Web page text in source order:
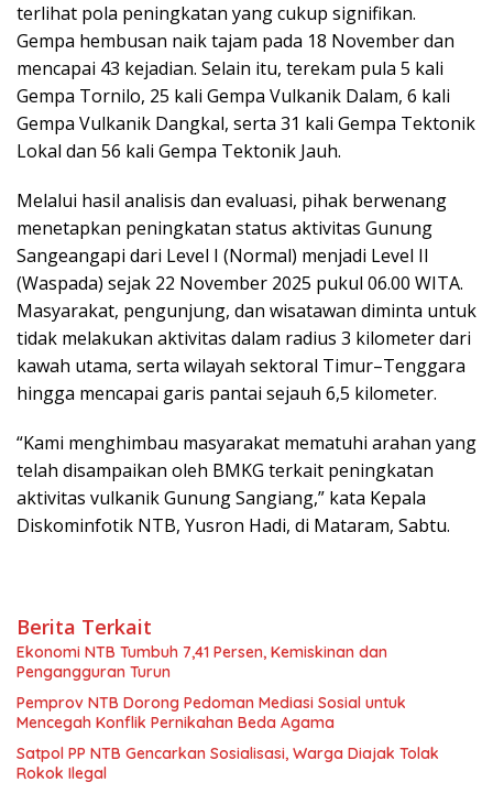
terlihat pola peningkatan yang cukup signifikan.
Gempa hembusan naik tajam pada 18 November dan
mencapai 43 kejadian. Selain itu, terekam pula 5 kali
Gempa Tornilo, 25 kali Gempa Vulkanik Dalam, 6 kali
Gempa Vulkanik Dangkal, serta 31 kali Gempa Tektonik
Lokal dan 56 kali Gempa Tektonik Jauh.
Melalui hasil analisis dan evaluasi, pihak berwenang
menetapkan peningkatan status aktivitas Gunung
Sangeangapi dari Level I (Normal) menjadi Level II
(Waspada) sejak 22 November 2025 pukul 06.00 WITA.
Masyarakat, pengunjung, dan wisatawan diminta untuk
tidak melakukan aktivitas dalam radius 3 kilometer dari
kawah utama, serta wilayah sektoral Timur–Tenggara
hingga mencapai garis pantai sejauh 6,5 kilometer.
“Kami menghimbau masyarakat mematuhi arahan yang
telah disampaikan oleh BMKG terkait peningkatan
aktivitas vulkanik Gunung Sangiang,” kata Kepala
Diskominfotik NTB, Yusron Hadi, di Mataram, Sabtu.
Berita Terkait
Ekonomi NTB Tumbuh 7,41 Persen, Kemiskinan dan
Pengangguran Turun
Pemprov NTB Dorong Pedoman Mediasi Sosial untuk
Mencegah Konflik Pernikahan Beda Agama
Satpol PP NTB Gencarkan Sosialisasi, Warga Diajak Tolak
Rokok Ilegal